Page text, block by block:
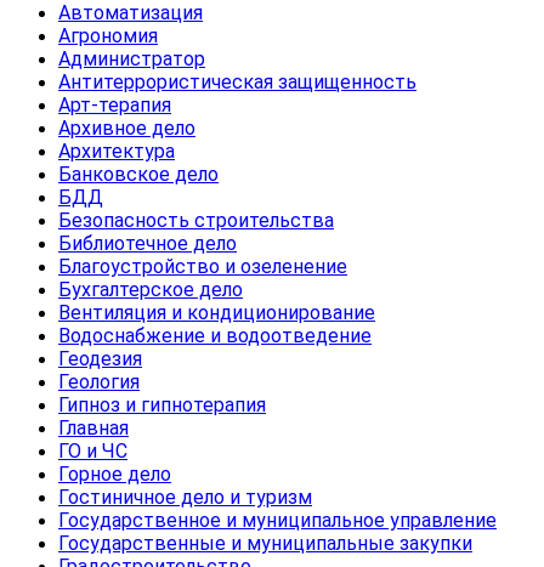
Автоматизация
Агрономия
Администратор
Антитеррористическая защищенность
Арт-терапия
Архивное дело
Архитектура
Банковское дело
БДД
Безопасность строительства
Библиотечное дело
Благоустройство и озеленение
Бухгалтерское дело
Вентиляция и кондиционирование
Водоснабжение и водоотведение
Геодезия
Геология
Гипноз и гипнотерапия
Главная
ГО и ЧС
Горное дело
Гостиничное дело и туризм
Государственное и муниципальное управление
Государственные и муниципальные закупки